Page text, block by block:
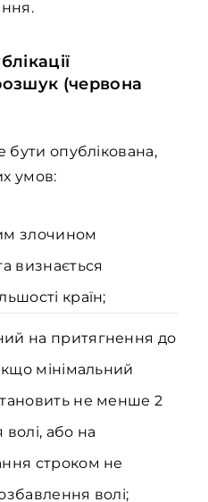
(червона
опублікована,
умов:
злочином
визнається
країн;
на притягнення до
мінімальний
не менше 2
або на
строком не
волі;